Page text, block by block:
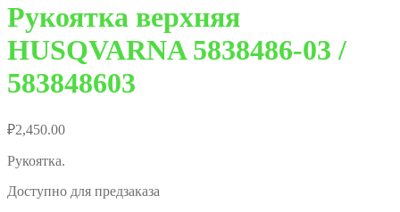
Рукоятка верхняя
HUSQVARNA 5838486-03 /
583848603
₽2,450.00
Рукоятка.
Доступно для предзаказа